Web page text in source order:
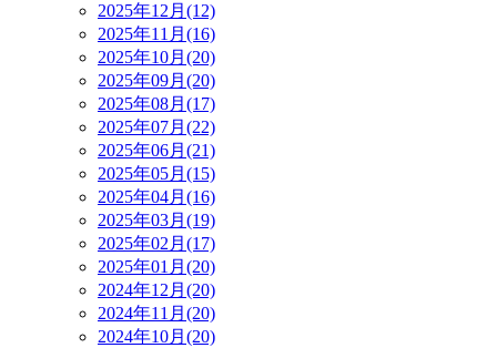
2025年12月(12)
2025年11月(16)
2025年10月(20)
2025年09月(20)
2025年08月(17)
2025年07月(22)
2025年06月(21)
2025年05月(15)
2025年04月(16)
2025年03月(19)
2025年02月(17)
2025年01月(20)
2024年12月(20)
2024年11月(20)
2024年10月(20)